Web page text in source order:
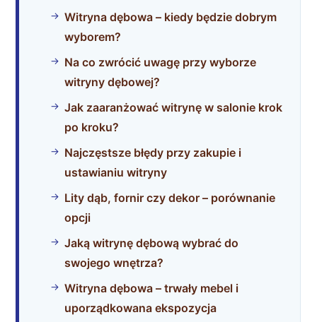
Witryna dębowa – kiedy będzie dobrym
wyborem?
Na co zwrócić uwagę przy wyborze
witryny dębowej?
Jak zaaranżować witrynę w salonie krok
po kroku?
Najczęstsze błędy przy zakupie i
ustawianiu witryny
Lity dąb, fornir czy dekor – porównanie
opcji
Jaką witrynę dębową wybrać do
swojego wnętrza?
Witryna dębowa – trwały mebel i
uporządkowana ekspozycja